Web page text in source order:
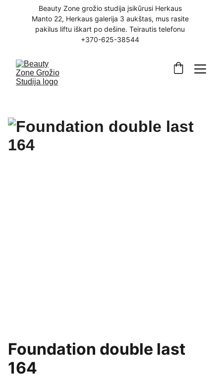
Beauty Zone grožio studija įsikūrusi Herkaus
Manto 22, Herkaus galerija 3 aukštas, mus rasite
pakilus liftu iškart po dešine. Teirautis telefonu
+370-625-38544
Foundation double last
164